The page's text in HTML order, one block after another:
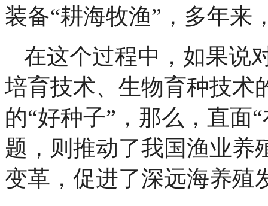
装备“耕海牧渔”，多年来
在这个过程中，如果说
培育技术、生物育种技术
的“好种子”，那么，直面
题，则推动了我国渔业养
变革，促进了深远海养殖